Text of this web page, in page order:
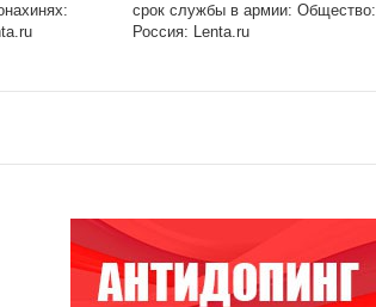
срок службы в армии: Общество:
Россия: Lenta.ru